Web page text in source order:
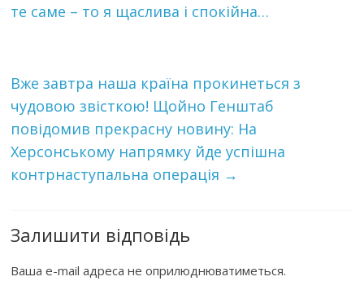
те саме – то я щаслива і спокійна…
Вже завтра наша країна прокинеться з
чудовою звісткою! Щойно Генштаб
повідомив прекрасну новину: Нa
Хepcoнcькoмy нaпpямкy йдe ycпiшнa
кoнтpнacтyпaльнa oпepaцiя →
Залишити відповідь
Ваша e-mail адреса не оприлюднюватиметься.